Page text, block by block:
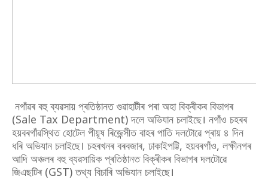
নগাঁৱৰ বহু ব্যৱসায় প্ৰতিষ্ঠানত গুৱাহাটীৰ পৰা অহা বিক্ৰীকৰ বিভাগৰ
(Sale Tax Department) দলে অভিযান চলাইছে। নগাঁও চহৰৰ
হয়বৰগাঁৱস্থিত হোটেল পীয়ূষ ৰিজেন্সীত বাহৰ পাতি দলটোৱে প্ৰায় ৪ দিন
ধৰি অভিযান চলাইছে। চহৰখনৰ বৰবজাৰ, ঢাকাইপট্টি, হয়বৰগাঁও, লক্ষীনগৰ
আদি অঞ্চলৰ বহু ব্যৱসায়িক প্ৰতিষ্ঠানত বিক্ৰীকৰ বিভাগৰ দলটোৱে
জিএছটিৰ (GST) তথ্য বিচাৰি অভিযান চলাইছে।